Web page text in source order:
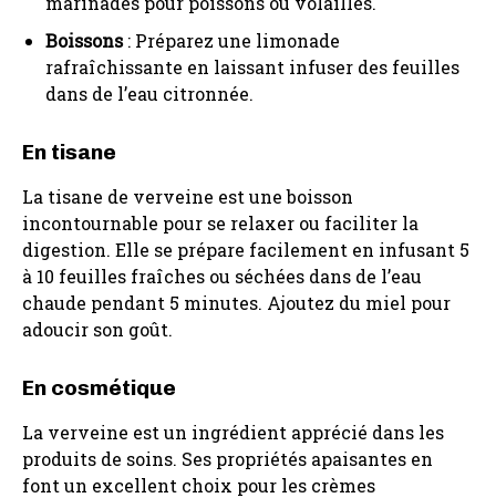
Boissons: Préparez une limonade
rafraîchissante en laissant infuser des feuilles
dans de l’eau citronnée.
En tisane
La tisane de verveine est une boisson
incontournable pour se relaxer ou faciliter la
digestion. Elle se prépare facilement en infusant 5
à 10 feuilles fraîches ou séchées dans de l’eau
chaude pendant 5 minutes. Ajoutez du miel pour
adoucir son goût.
En cosmétique
La verveine est un ingrédient apprécié dans les
produits de soins. Ses propriétés apaisantes en
font un excellent choix pour les crèmes